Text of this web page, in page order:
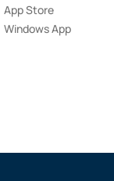
App Store
Windows App